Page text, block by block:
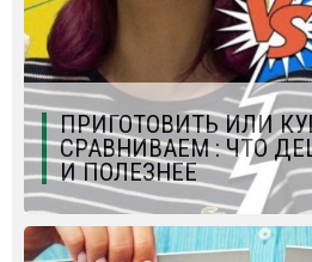
ПРИГОТОВИТЬ ИЛИ
СРАВНИВАЕМ : ЧТО
И ПОЛЕЗНЕЕ